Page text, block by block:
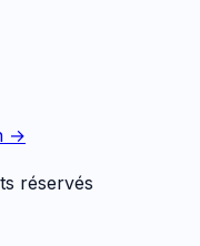
→
réservés